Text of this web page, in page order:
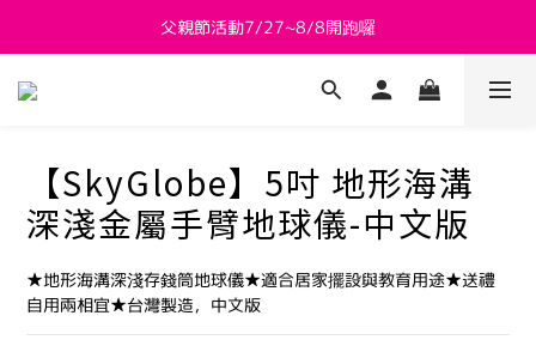
新會員送 $800購物金
父親節活動7/27~8/8開跑囉
新會員送 $800購物金
【SkyGlobe】5吋 地形海溝
深淺金屬手臂地球儀-中文版
★地形海溝深淺存錢筒地球儀★適合居家擺設與教育用途★送禮
自用兩相宜★台灣製造，中文版